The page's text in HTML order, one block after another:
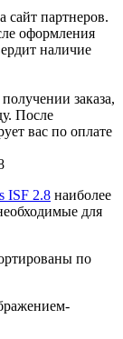
сайт партнеров.
оформления
наличие
заказа,
После
вас по оплате
ISF 2.8 наиболее
для
по